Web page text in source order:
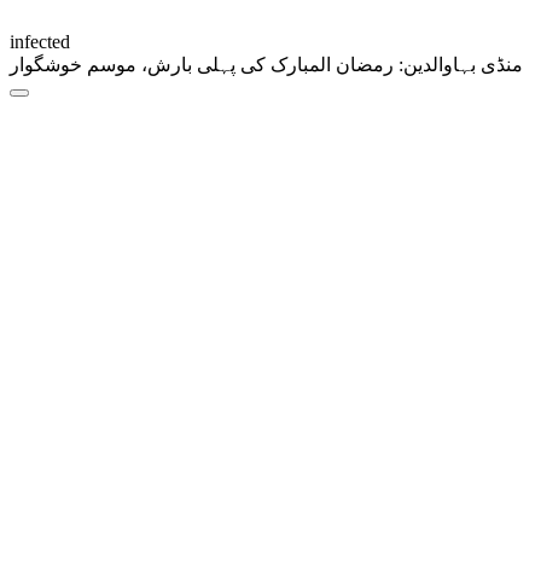
infected
منڈی بہاوالدین: رمضان المبارک کی پہلی بارش، موسم خوشگوار